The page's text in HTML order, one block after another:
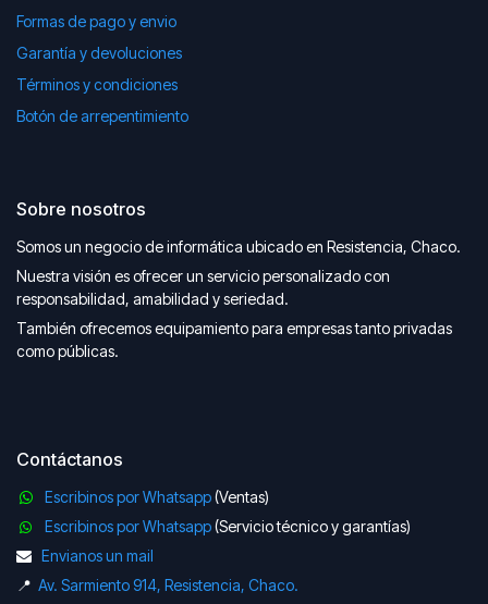
Formas de pago y envio
Garantía y devoluciones
Términos y condiciones
Botón de arrepentimiento
Sobre nosotros
Somos un negocio de informática ubicado en Resistencia, Chaco.
Nuestra visión es ofrecer un servicio personalizado con
responsabilidad, amabilidad y seriedad.
También ofrecemos equipamiento para empresas tanto privadas
como públicas.
Contáctanos
Escribinos por Whatsapp(Ventas)
Escribinos por Whatsapp(Servicio técnico y garantías)
Envianos un mail
📍 Av. Sarmiento 914, Resistencia, Chaco.